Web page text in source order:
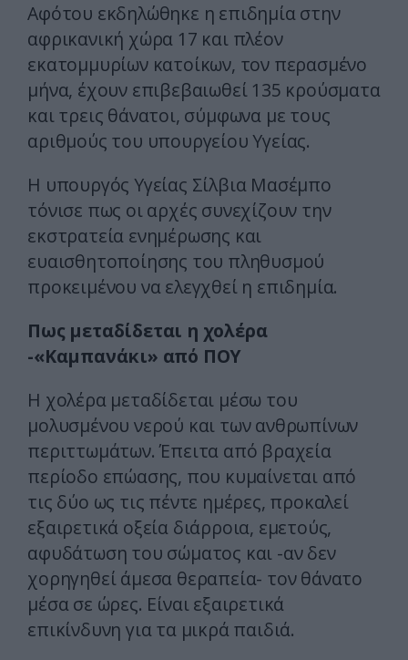
Αφότου εκδηλώθηκε η επιδημία στην
αφρικανική χώρα 17 και πλέον
εκατομμυρίων κατοίκων, τον περασμένο
μήνα, έχουν επιβεβαιωθεί 135 κρούσματα
και τρεις θάνατοι, σύμφωνα με τους
αριθμούς του υπουργείου Υγείας.
Η υπουργός Υγείας Σίλβια Μασέμπο
τόνισε πως οι αρχές συνεχίζουν την
εκστρατεία ενημέρωσης και
ευαισθητοποίησης του πληθυσμού
προκειμένου να ελεγχθεί η επιδημία.
Πως μεταδίδεται η χολέρα
-«Καμπανάκι» από ΠΟΥ
Η χολέρα μεταδίδεται μέσω του
μολυσμένου νερού και των ανθρωπίνων
περιττωμάτων. Έπειτα από βραχεία
περίοδο επώασης, που κυμαίνεται από
τις δύο ως τις πέντε ημέρες, προκαλεί
εξαιρετικά οξεία διάρροια, εμετούς,
αφυδάτωση του σώματος και -αν δεν
χορηγηθεί άμεσα θεραπεία- τον θάνατο
μέσα σε ώρες. Είναι εξαιρετικά
επικίνδυνη για τα μικρά παιδιά.